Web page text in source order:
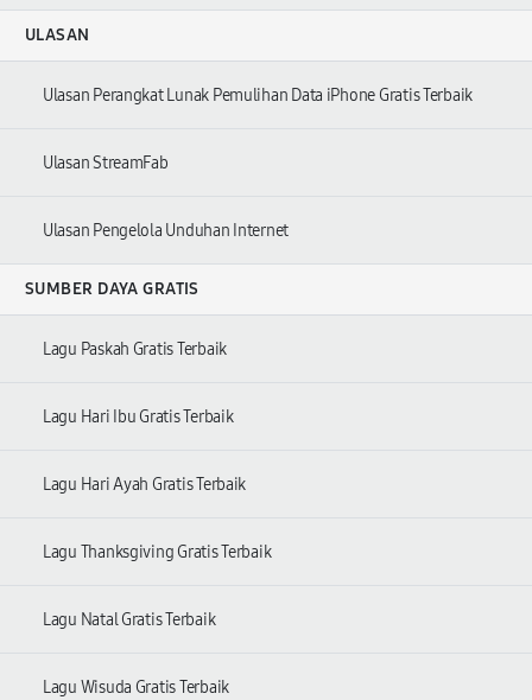
ULASAN
Ulasan Perangkat Lunak Pemulihan Data iPhone Gratis Terbaik
Ulasan StreamFab
Ulasan Pengelola Unduhan Internet
SUMBER DAYA GRATIS
Lagu Paskah Gratis Terbaik
Lagu Hari Ibu Gratis Terbaik
Lagu Hari Ayah Gratis Terbaik
Lagu Thanksgiving Gratis Terbaik
Lagu Natal Gratis Terbaik
Lagu Wisuda Gratis Terbaik